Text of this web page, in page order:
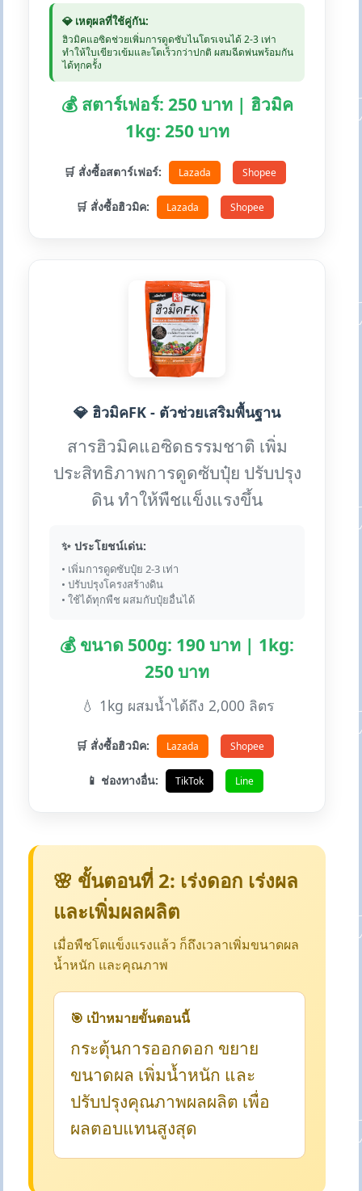
💎 เหตุผลที่ใช้คู่กัน:
ฮิวมิคแอซิดช่วยเพิ่มการดูดซับไนโตรเจนได้ 2-3 เท่า
ทำให้ใบเขียวเข้มและโตเร็วกว่าปกติ ผสมฉีดพ่นพร้อมกัน
ได้ทุกครั้ง
💰 สตาร์เฟอร์: 250 บาท | ฮิวมิค
1kg: 250 บาท
🛒 สั่งซื้อสตาร์เฟอร์: Lazada Shopee
🛒 สั่งซื้อฮิวมิค: Lazada Shopee
💎 ฮิวมิคFK - ตัวช่วยเสริมพื้นฐาน
สารฮิวมิคแอซิดธรรมชาติ เพิ่ม
ประสิทธิภาพการดูดซับปุ๋ย ปรับปรุง
ดิน ทำให้พืชแข็งแรงขึ้น
✨ ประโยชน์เด่น:
• เพิ่มการดูดซับปุ๋ย 2-3 เท่า
• ปรับปรุงโครงสร้างดิน
• ใช้ได้ทุกพืช ผสมกับปุ๋ยอื่นได้
💰 ขนาด 500g: 190 บาท | 1kg:
250 บาท
💧 1kg ผสมน้ำได้ถึง 2,000 ลิตร
🛒 สั่งซื้อฮิวมิค: Lazada Shopee
📱 ช่องทางอื่น: TikTok Line
🌸 ขั้นตอนที่ 2: เร่งดอก เร่งผล
และเพิ่มผลผลิต
เมื่อพืชโตแข็งแรงแล้ว ก็ถึงเวลาเพิ่มขนาดผล
น้ำหนัก และคุณภาพ
🎯 เป้าหมายขั้นตอนนี้
กระตุ้นการออกดอก ขยาย
ขนาดผล เพิ่มน้ำหนัก และ
ปรับปรุงคุณภาพผลผลิต เพื่อ
ผลตอบแทนสูงสุด